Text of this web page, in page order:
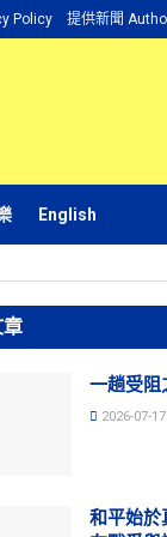
Policy 提供新聞
English
一趟受阻
2026-07-17
和平始